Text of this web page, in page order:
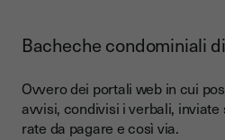
Bacheche condominiali
Ovvero dei portali web in cui
avvisi, condivisi i verbali,
rate da pagare e così via.